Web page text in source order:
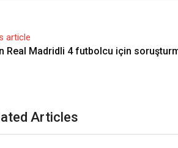
article
Real Madridli 4 futbolcu için
Articles